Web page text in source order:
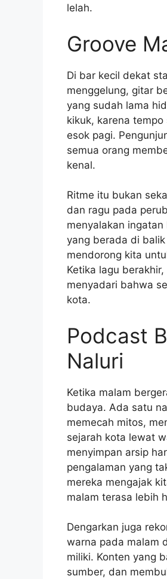
lelah.
Groove
Di bar kecil dekat
menggelung, gitar
yang sudah lama
kikuk, karena
esok pagi.
semua orang
kenal.
Ritme itu bukan
dan ragu pada
menyalakan
yang berada di
mendorong kita
Ketika lagu
menyadari bahwa
kota.
Podcast
Naluri
Ketika malam
budaya. Ada satu
memecah mitos,
sejarah kota lewat
menyimpan arsip
pengalaman yang
mereka mengajak
malam terasa lebih
Dengarkan juga
warna pada malam
miliki. Konten yang
sumber, dan